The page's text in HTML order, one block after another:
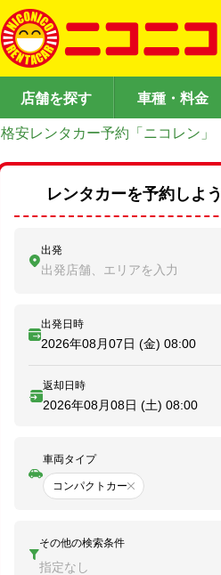
店舗を探す 車種・料金
格安レンタカー予約「ニコレン」
レンタカーを予約しよう
出発
出発店舗、エリアを入力
出発日時
2026年08月07日 (金) 08:00
返却日時
2026年08月08日 (土) 08:00
車両タイプ
コンパクトカー
その他の検索条件
指定なし